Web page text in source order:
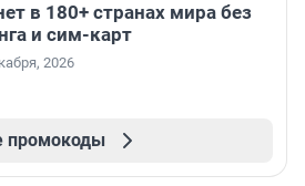
в 180+ странах мира без
и сим-карт
2026
промокоды